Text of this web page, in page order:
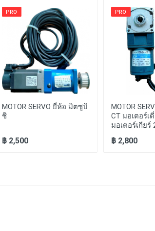
PRO
MOTOR SERVO ยี่ห้อ มิตซูบิ
ชิ
฿ 2,500
PRO
MOTOR
CT มอเตอร์เ
มอเตอร์เกียร์
฿ 2,800